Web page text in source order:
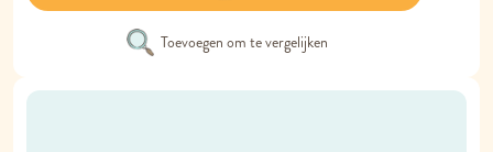
Toevoegen om te vergelijken